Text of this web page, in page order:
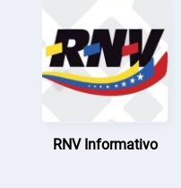
RNV Informativo